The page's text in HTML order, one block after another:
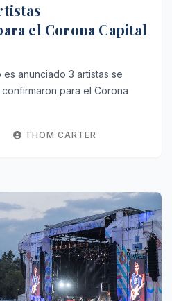
el Corona Capital
anunciado 3 artistas se
para el Corona
THOM CARTER